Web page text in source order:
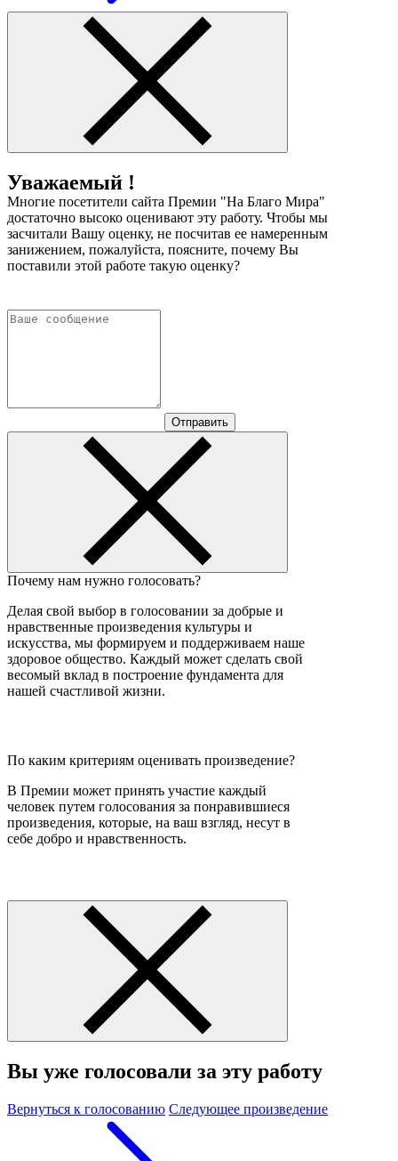
Уважаемый !
Многие посетители сайта Премии "На Благо Мира"
достаточно высоко оценивают эту работу. Чтобы мы
засчитали Вашу оценку, не посчитав ее намеренным
занижением, пожалуйста, поясните, почему Вы
поставили этой работе такую оценку?
Отправить
Почему нам нужно голосовать?
Делая свой выбор в голосовании за добрые и
нравственные произведения культуры и
искусства, мы формируем и поддерживаем наше
здоровое общество. Каждый может сделать свой
весомый вклад в построение фундамента для
нашей счастливой жизни.
По каким критериям оценивать произведение?
В Премии может принять участие каждый
человек путем голосования за понравившиеся
произведения, которые, на ваш взгляд, несут в
себе добро и нравственность.
Вы уже голосовали за эту работу
Вернуться к голосованию Следующее произведение